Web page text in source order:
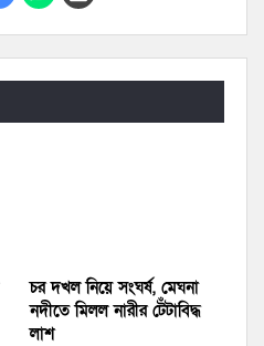
চর দখল নিয়ে সংঘর্ষ, মেঘনা
নদীতে মিলল নারীর টেঁটাবিদ্ধ
লাশ